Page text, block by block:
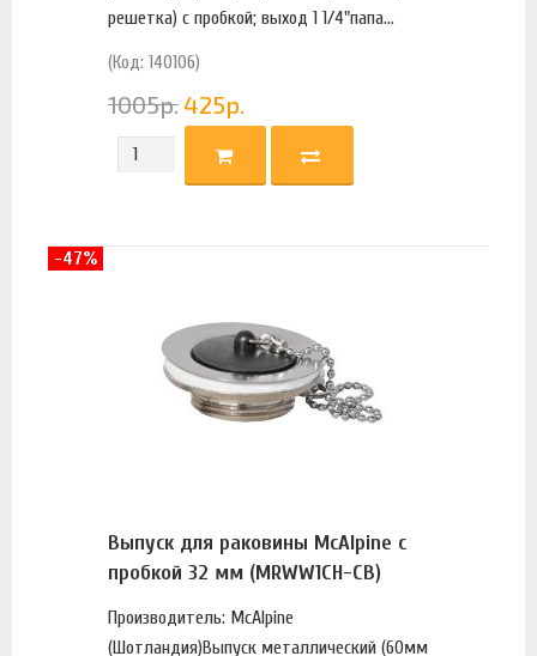
решетка) с пробкой; выход 1 1/4"папа...
(Код: 140106)
1005р.425р.
Выпуск для раковины McAlpine с
пробкой 32 мм (MRWW1CH-CB)
Производитель: McAlpine
(Шотландия)Выпуск металлический (60мм
-47%